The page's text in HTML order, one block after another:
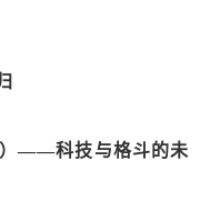
）——科技与格斗的未